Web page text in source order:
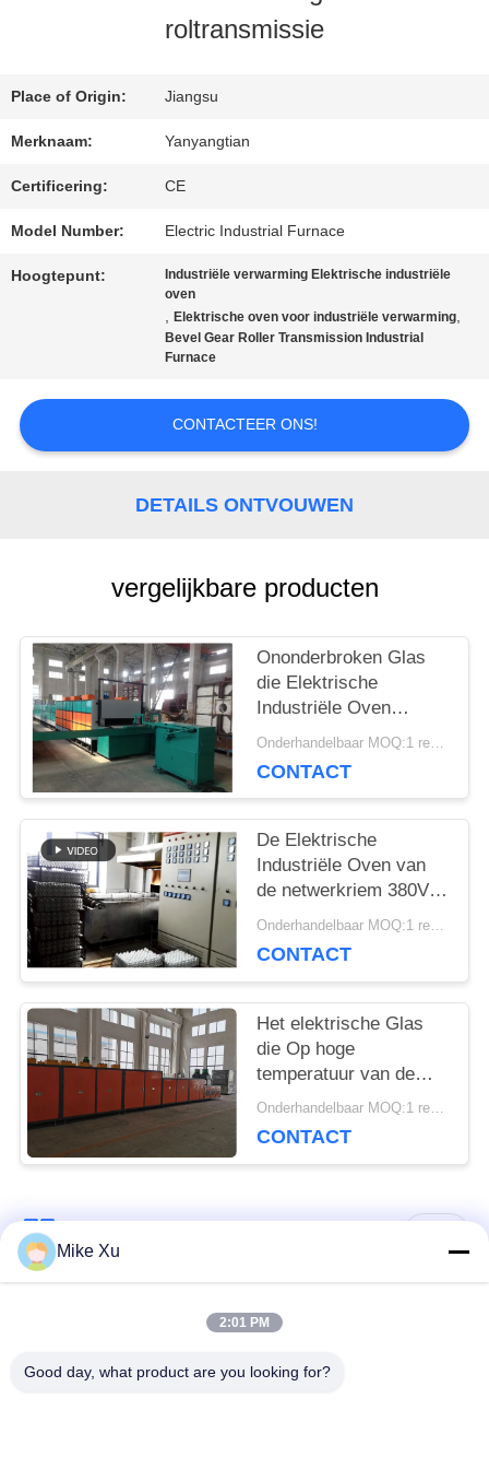
NIEUWS
GEVALLEN
OFFERTE
roltransmissie
Place of Origin: Jiangsu
Merknaam: Yanyangtian
Certificering: CE
Model Number: Electric Industrial Furnace
Hoogtepunt:
Industriële verwarming Elektrische industriële
oven
,Elektrische oven voor industriële verwarming,
Bevel Gear Roller Transmission Industrial
Furnace
CONTACTEER ONS!
DETAILS ONTVOUWEN
vergelijkbare producten
Ononderbroken Glas
die Elektrische
Industriële Oven
ontharden
Onderhandelbaar MOQ:1 reeks
CONTACT
De Elektrische
Industriële Oven van
de netwerkriem 380V
voor het Ontharden vanOnderhandelbaar MOQ:1 reeks
CONTACT
Het elektrische Glas
die Op hoge
temperatuur van de
Netwerkriem Oven
Onderhandelbaar MOQ:1 reeks
CONTACT
Industriële Glasoven
Mike Xu
2:01 PM
Good day, what product are you looking for?